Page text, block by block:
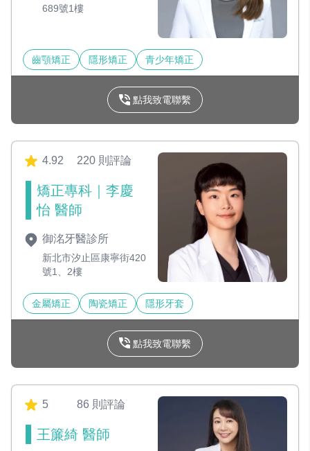
689號1樓
齒顎矯正 隱形矯正 青少年矯正
點我致電聯繫
4.92 220 則評論
矯正專科｜李慶
怡 醫師
御洺牙醫診所
新北市汐止區康寧街420
號1、2樓
金屬矯正 陶瓷矯正 隱形牙套
點我致電聯繫
5 86 則評論
王簾綺 醫師